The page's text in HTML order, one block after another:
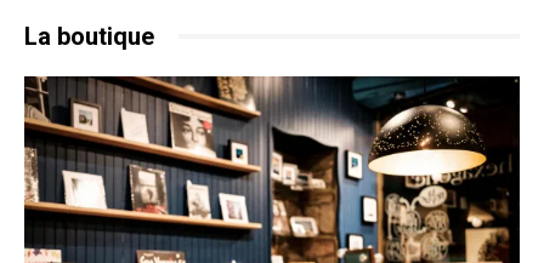
La boutique